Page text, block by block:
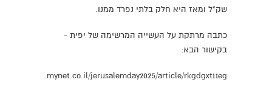
שק"ל ומאז היא חלק בלתי נפרד ממנו.
כתבה מרתקת על העשייה המרשימה של יפית -
בקישור הבא:
jerusalem.mynet.co.il/jerusalemday2025/article/rkgdgxt11eg